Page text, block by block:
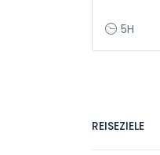
5H
REISEZIELE